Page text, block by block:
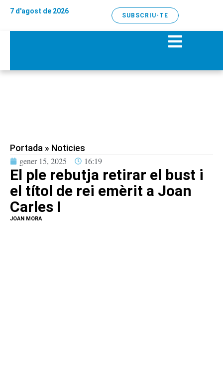
7 d'agost de 2026
SUBSCRIU-TE
Portada » Noticies
gener 15, 2025
16:19
El ple rebutja retirar el bust i
el títol de rei emèrit a Joan
Carles I
JOAN MORA